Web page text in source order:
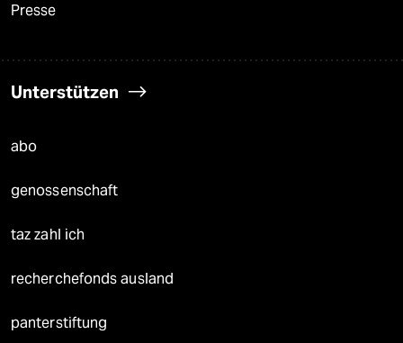
Presse
Unterstützen
abo
genossenschaft
taz zahl ich
recherchefonds ausland
panterstiftung